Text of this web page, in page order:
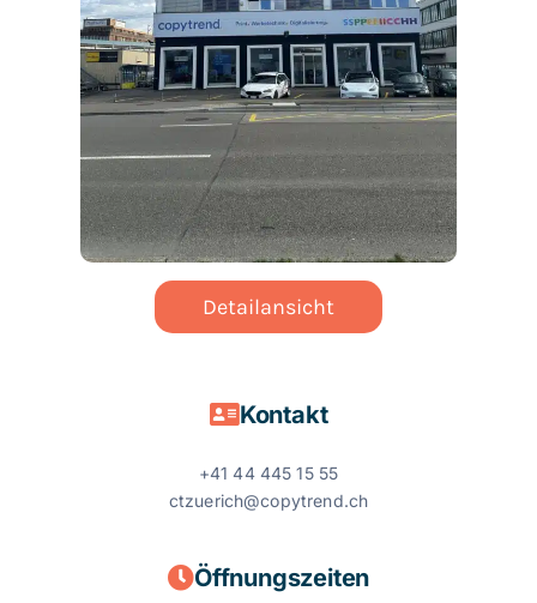
Detailansicht
Kontakt
+41 44 445 15 55
ctzuerich@copytrend.ch
Öffnungszeiten